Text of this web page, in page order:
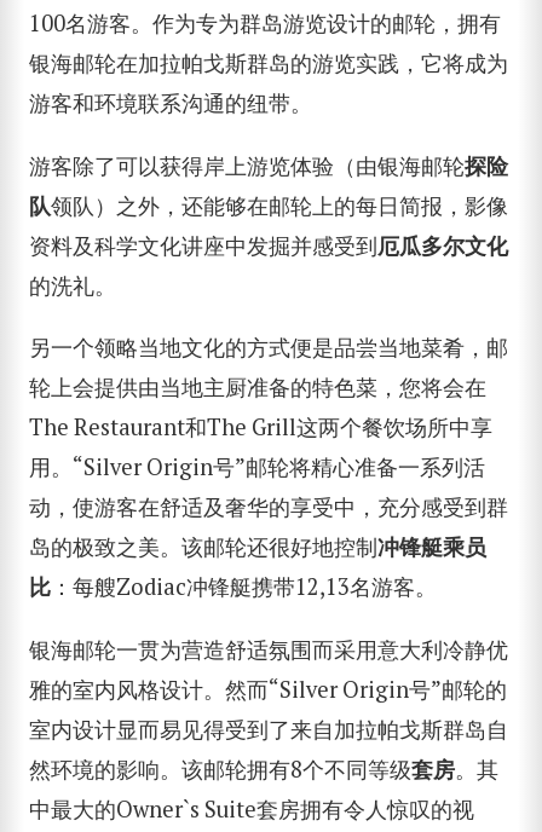
100名游客。作为专为群岛游览设计的邮轮，拥有
银海邮轮在加拉帕戈斯群岛的游览实践，它将成为
游客和环境联系沟通的纽带。
游客除了可以获得岸上游览体验（由银海邮轮探险
队领队）之外，还能够在邮轮上的每日简报，影像
资料及科学文化讲座中发掘并感受到厄瓜多尔文化
的洗礼。
另一个领略当地文化的方式便是品尝当地菜肴，邮
轮上会提供由当地主厨准备的特色菜，您将会在
The Restaurant和The Grill这两个餐饮场所中享
用。“Silver Origin号”邮轮将精心准备一系列活
动，使游客在舒适及奢华的享受中，充分感受到群
岛的极致之美。该邮轮还很好地控制冲锋艇乘员
比 ：每艘Zodiac冲锋艇携带12,13名游客。
银海邮轮一贯为营造舒适氛围而采用意大利冷静优
雅的室内风格设计。然而“Silver Origin号”邮轮的
室内设计显而易见得受到了来自加拉帕戈斯群岛自
然环境的影响。该邮轮拥有8个不同等级套房。其
中最大的Owner`s Suite套房拥有令人惊叹的视